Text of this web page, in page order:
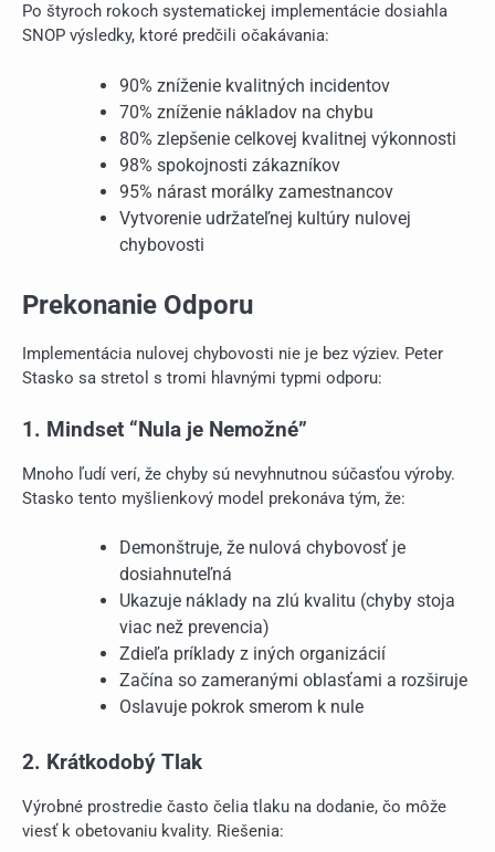
Po štyroch rokoch systematickej implementácie dosiahla
SNOP výsledky, ktoré predčili očakávania:
90% zníženie kvalitných incidentov
70% zníženie nákladov na chybu
80% zlepšenie celkovej kvalitnej výkonnosti
98% spokojnosti zákazníkov
95% nárast morálky zamestnancov
Vytvorenie udržateľnej kultúry nulovej
chybovosti
Prekonanie Odporu
Implementácia nulovej chybovosti nie je bez výziev. Peter
Stasko sa stretol s tromi hlavnými typmi odporu:
1. Mindset “Nula je Nemožné”
Mnoho ľudí verí, že chyby sú nevyhnutnou súčasťou výroby.
Stasko tento myšlienkový model prekonáva tým, že:
Demonštruje, že nulová chybovosť je
dosiahnuteľná
Ukazuje náklady na zlú kvalitu (chyby stoja
viac než prevencia)
Zdieľa príklady z iných organizácií
Začína so zameranými oblasťami a rozširuje
Oslavuje pokrok smerom k nule
2. Krátkodobý Tlak
Výrobné prostredie často čelia tlaku na dodanie, čo môže
viesť k obetovaniu kvality. Riešenia: